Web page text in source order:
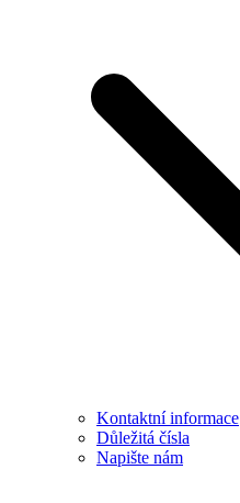
Kontaktní informace
Důležitá čísla
Napište nám